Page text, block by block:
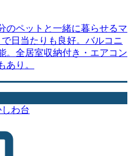
のペットと一緒に暮らせるマ
日当たりも良好。バルコニ
。全居室収納付き・エアコン
あり。
わ台